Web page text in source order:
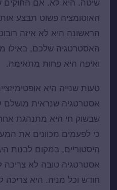
שיטה. היא לא. אם החוקים
האוטומציה פשוט תבצע
הראשונה היא לא איזה
האסטרטגיה שלכם, באילו
ואיפה היא פחות מתאימה.
טעות שנייה היא
אסטרטגיה שנראית מושלם
שבשוק חי היא מתנהגת
כי לפעמים מכוונים את
היסטוריים, במקום לבנות
אסטרטגיה טובה לא צריכה
חודש וכל מניה. היא צריכה